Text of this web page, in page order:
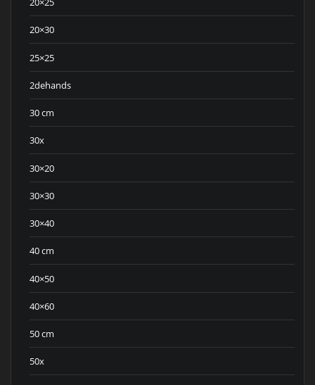
20×30
25×25
2dehands
30 cm
30x
30×20
30×30
30×40
40 cm
40×50
40×60
50 cm
50x